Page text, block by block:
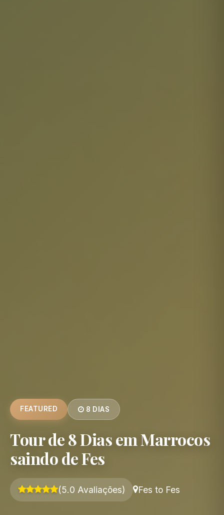
FEATURED 8 DIAS
Tour de 8 Dias em Marrocos
saindo de Fes
(5.0 Avaliações) Fes to Fes